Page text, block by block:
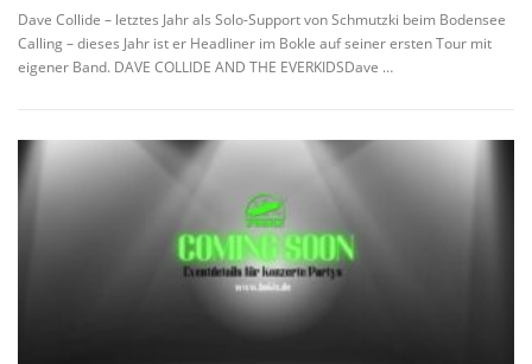
Dave Collide – letztes Jahr als Solo-Support von Schmutzki beim Bodensee
Calling – dieses Jahr ist er Headliner im Bokle auf seiner ersten Tour mit
eigener Band. DAVE COLLIDE AND THE EVERKIDSDave …